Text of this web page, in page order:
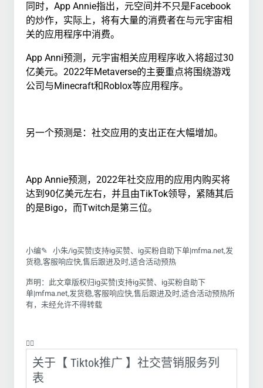
同时，App Annie指出，元空间并不只是Facebook
的炒作，实际上，将有大量的消费者在与元宇宙相
关的应用程序中消费。
App Anni预测，元宇宙相关应用程序收入将超过30
亿美元。2022年Metaverse的主要重点将围绕游戏
公司与Minecraft和Roblox等应用程序。
另一个预测是：社交应用的支出正在大幅增加。
App Annie预测，2022年社交应用的应用内购买将
达到90亿美元左右，并且由TikTok领导，紧随其后
的是Bigo，而Twitch是第三位。
小编✎ 小朱/ig买赞|支持ig买赞、ig买粉自助下单|mfma.net,发
货稳,客服响应快,售后跟进及时,适合活动预热
声明：此文章版权归ig买赞|支持ig买赞、ig买粉自助下
单|mfma.net,发货稳,客服响应快,售后跟进及时,适合活动预热所
有，未经允许不得转载
❤️‍🔥
关于【 Tiktok推广 】社交营销服务列
表